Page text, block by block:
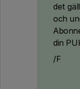
det
och
din
/F